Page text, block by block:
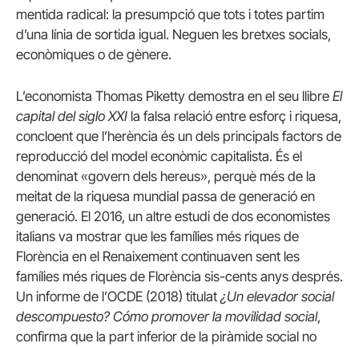
mentida radical: la presumpció que tots i totes partim
d’una línia de sortida igual. Neguen les bretxes socials,
econòmiques o de gènere.
L’economista Thomas Piketty demostra en el seu llibre El
capital del siglo XXI la falsa relació entre esforç i riquesa,
concloent que l’herència és un dels principals factors de
reproducció del model econòmic capitalista. És el
denominat «govern dels hereus», perquè més de la
meitat de la riquesa mundial passa de generació en
generació. El 2016, un altre estudi de dos economistes
italians va mostrar que les famílies més riques de
Florència en el Renaixement continuaven sent les
famílies més riques de Florència sis-cents anys després.
Un informe de l’OCDE (2018) titulat ¿Un elevador social
descompuesto? Cómo promover la movilidad social,
confirma que la part inferior de la piràmide social no